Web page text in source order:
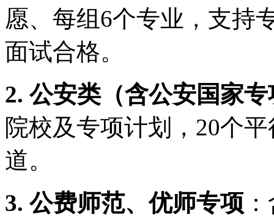
愿、每组6个专业，支持
面试合格。
2. 公安类（含公安国家
院校及专项计划，20个
道。
3. 公费师范、优师专项